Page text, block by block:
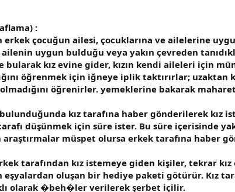
:
erkek çocuğun ailesi, çocuklarına ve ailelerine
uygun bulduğu veya yakın çevreden
bularak kız evine gider, kızın kendi aileleri için
öğrenmek için iğneye iplik taktırırlar;
olmadığını öğrenirler. yemeklerine bakarak
kız tarafına haber gönderilerek
düşünmek için süre ister. Bu süre içerisinde
araştırmalar müspet olursa erkek tarafına haber
tarafından kız istemeye giden kişiler, tekrar
oluşan bir hediye paketi götürür. Kız
olarak �beh�ler verilerek şerbet içilir.